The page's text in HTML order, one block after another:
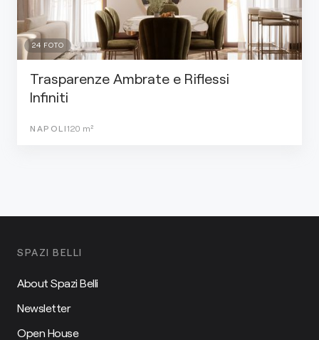
24 FOTO
Trasparenze Ambrate e Riflessi
Infiniti
NAPOLI120 m²
SPAZI BELLI
About Spazi Belli
Newsletter
Open House